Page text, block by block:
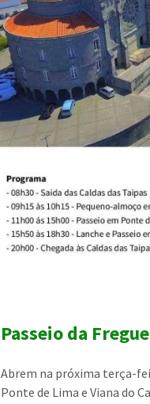
Passeio da
Abrem na próxima terça-
Ponte de Lima e Viana do